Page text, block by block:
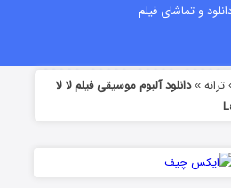
و تماشای فیلم
ترانه »دانلود آلبوم موسیقی فیلم لا لا